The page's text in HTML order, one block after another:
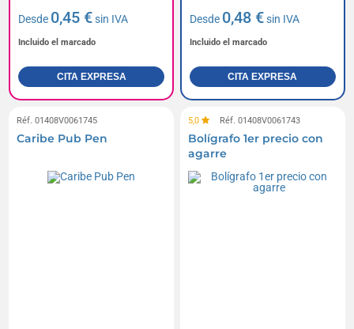
Desde 0,45 €sin IVA
Incluido el marcado
CITA EXPRESA
Desde 0,48 €sin IVA
Incluido el marcado
CITA EXPRESA
Réf. 01408V0061745
Caribe Pub Pen
5,0 Réf. 01408V0061743
Bolígrafo 1er precio con
agarre